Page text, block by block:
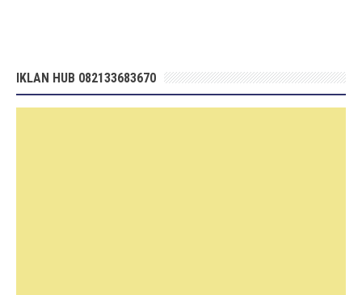
IKLAN HUB 082133683670